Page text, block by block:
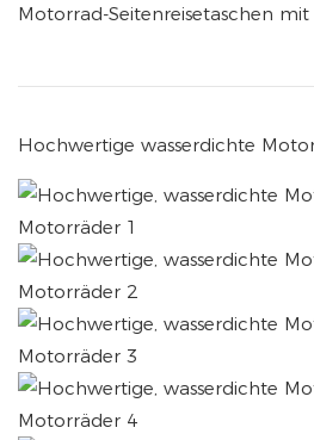
Motorrad-Seitenreisetaschen
Hochwertige wasserdichte